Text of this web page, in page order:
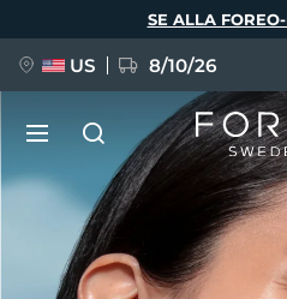
SE ALLA
US 8/10/26
NYHET
BREAKING NEWS
Språk